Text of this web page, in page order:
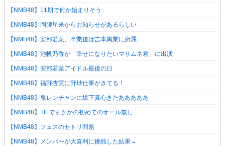
【NMB48】11期で何か始まりそう
【NMB48】岡腰星来からお知らせがあるらしい
【NMB48】安部若菜、卒業後は吉本興業に所属
【NMB48】池帆乃香が「幸せになりたいマサムネ君」に出演
【NMB48】安部若菜アイドル最後の日
【NMB48】福野杏実に野球仕事がきてる！
【NMB48】鬼レンチャンに坂下真心きたあああああ
【NMB48】TIFでまさかの初めてのオール無し
【NMB48】フェスのセトリ問題
【NMB48】メンバーが大喜利に挑戦した結果→